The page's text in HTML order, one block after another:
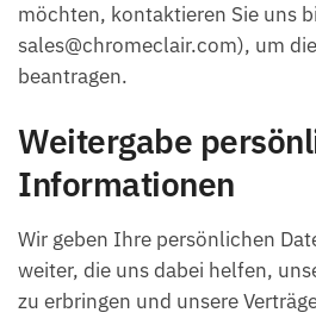
möchten, kontaktieren Sie uns
sales@chromeclair.com), um
beantragen.
Weitergabe
Informationen
Wir geben Ihre persönlichen
weiter, die uns dabei helfen,
zu erbringen und unsere